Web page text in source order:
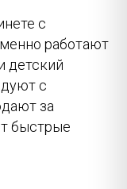
с
работают
детский
с
за
быстрые